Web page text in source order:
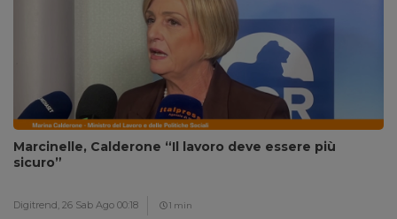
Marcinelle, Calderone “Il lavoro deve essere più
sicuro”
Digitrend, 26 Sab Ago 00:18 1 min